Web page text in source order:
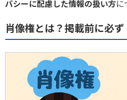
バシーに配慮した情報の扱い方に
肖像権とは？掲載前に必